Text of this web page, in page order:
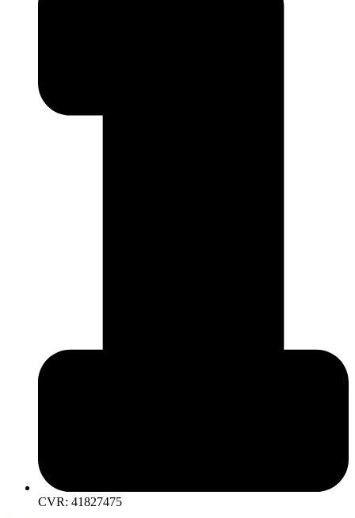
CVR: 41827475